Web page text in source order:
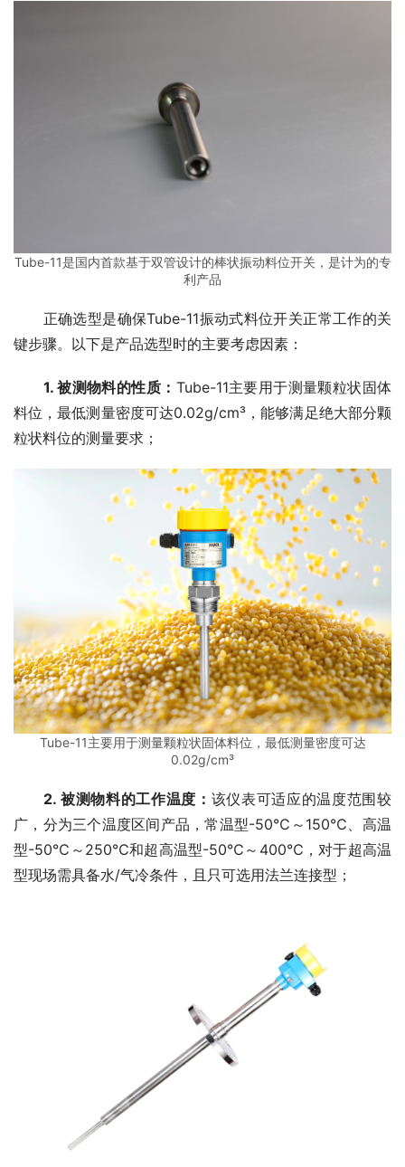
Tube-11是国内首款基于双管设计的棒状振动料位开关，是计为的专
利产品
正确选型是确保Tube-11振动式料位开关正常工作的关
键步骤。以下是产品选型时的主要考虑因素：
1. 被测物料的性质： Tube-11主要用于测量颗粒状固体
料位，最低测量密度可达0.02g/cm³，能够满足绝大部分颗
粒状料位的测量要求；
Tube-11主要用于测量颗粒状固体料位，最低测量密度可达
0.02g/cm³
2. 被测物料的工作温度： 该仪表可适应的温度范围较
广，分为三个温度区间产品，常温型-50℃～150℃、高温
型-50℃～250℃和超高温型-50℃～400℃，对于超高温
型现场需具备水/气冷条件，且只可选用法兰连接型；